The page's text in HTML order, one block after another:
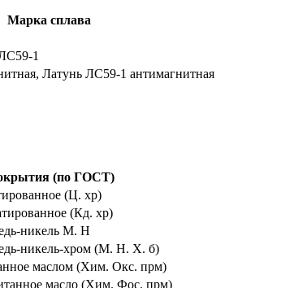
Марка сплава
1
Латунь ЛС59-1 антимагнитная
(по ГОСТ)
(Ц. хр)
(Кд. хр)
никель М. Н
никель-хром (М. Н. X. б)
маслом (Хим. Окс. прм)
масло (Хим. Фос. прм)